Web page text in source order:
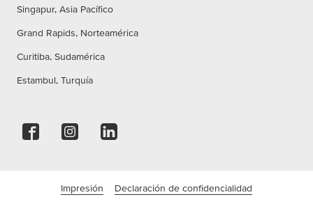
Singapur, Asia Pacífico
Grand Rapids, Norteamérica
Curitiba, Sudamérica
Estambul, Turquía
Impresión Declaración de confidencialidad